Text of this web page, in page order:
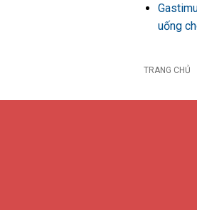
uống
TRANG CHỦ